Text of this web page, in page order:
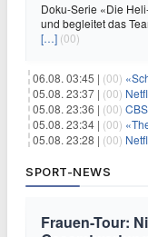
Doku-Serie «Die
und begleitet das
[…] (00)
06.08. 03:45 | (00)
05.08. 23:37 | (00)
05.08. 23:36 | (00) CBS
05.08. 23:34 | (00)
05.08. 23:28 | (00)
SPORT-NEWS
Frauen-Tour: